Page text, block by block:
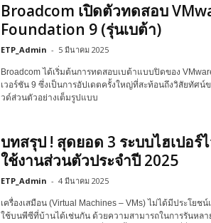
Broadcom เปิดตัวทดสอบ
Foundation 9 (รุ่นเบต้า)
ETP_Admin - 5 มีนาคม 2025
Broadcom ได้เริ่มต้นการทดสอบเบต้าแบบปิดของ
เวอร์ชัน 9 ซึ่งเป็นการอัปเดตครั้งใหญ่ที่สะท้อนถึงวิสัยทัศน์
วด์ส่วนตัวอย่างเต็มรูปแบบ
บทสรุป ! สุดยอด 3 ระบบไฮเปอร์
ใช้งานส่วนตัวประจำปี 2025
ETP_Admin - 4 มีนาคม 2025
เครื่องเสมือน (Virtual Machines – VMs) ไม่ได้มีประโยช
ใช้บนพีซีที่บ้านได้เช่นกัน ด้วยความสามารถในการรันหลา